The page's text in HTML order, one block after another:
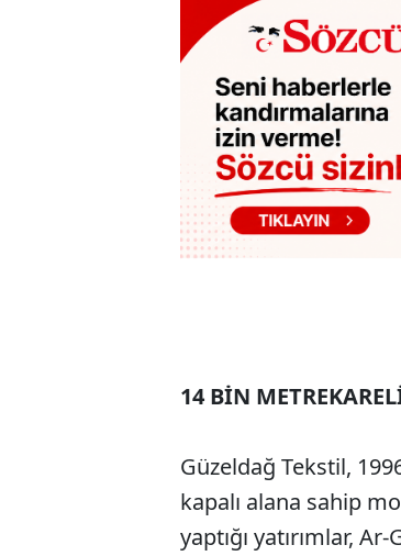
14 BİN
Güzeldağ Tekstil,
kapalı alana sahip
yaptığı yatırımlar,